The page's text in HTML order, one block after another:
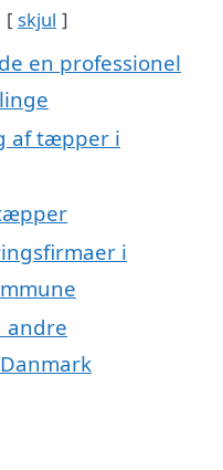
skjul
en professionel
af tæpper i
i
andre